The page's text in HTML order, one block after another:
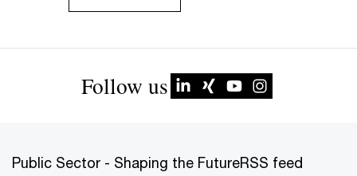
Follow us
Public Sector - Shaping the FutureRSS feed